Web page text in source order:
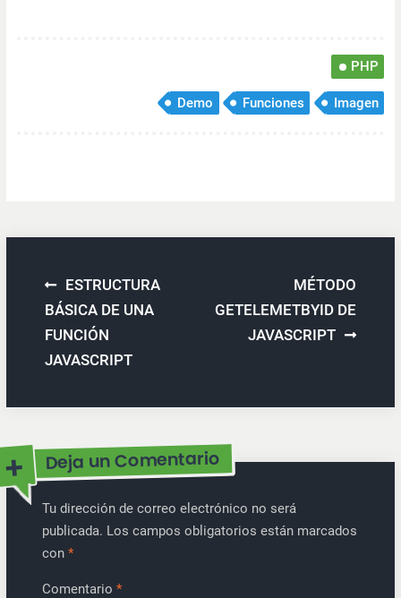
PHP
Demo Funciones Imagen
Navegación
de
entradas
ESTRUCTURA
BÁSICA DE UNA
FUNCIÓN
JAVASCRIPT
MÉTODO
GETELEMETBYID DE
JAVASCRIPT
Deja un Comentario
Tu dirección de correo electrónico no será
publicada. Los campos obligatorios están marcados
con *
Comentario *